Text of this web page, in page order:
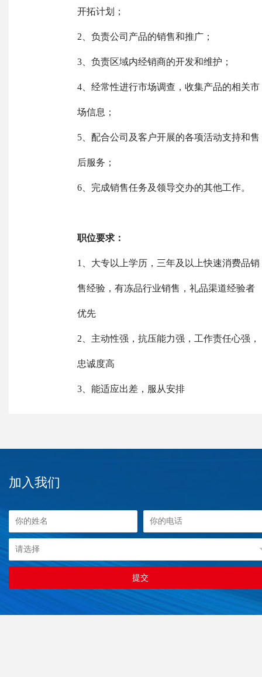
开拓计划；
2、负责公司产品的销售和推广；
3、负责区域内经销商的开发和维护；
4、经常性进行市场调查，收集产品的相关市
场信息；
5、配合公司及客户开展的各项活动支持和售
后服务；
6、完成销售任务及领导交办的其他工作。
职位要求：
1、大专以上学历，三年及以上快速消费品销
售经验，有冻品行业销售，礼品渠道经验者
优先
2、主动性强，抗压能力强，工作责任心强，
忠诚度高
3、能适应出差，服从安排
加入我们
提交